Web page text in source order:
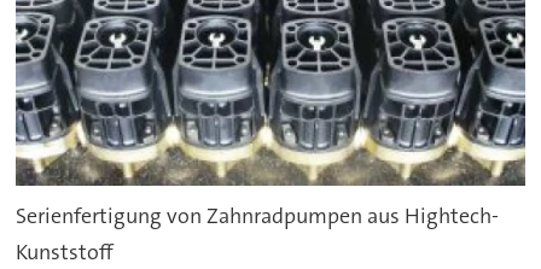
Serienfertigung von Zahnradpumpen aus Hightech-
Kunststoff